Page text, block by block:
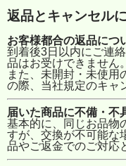
返品とキャンセル
お客様都合の返品につ
到着後3日以内にご連
品はお受けできません。
また、未開封・未使用
の際、当社規定のキャ
届いた商品に不備・不
基本的に、同じお品物
すが、交換が不可能な
品やご返金でのご対応